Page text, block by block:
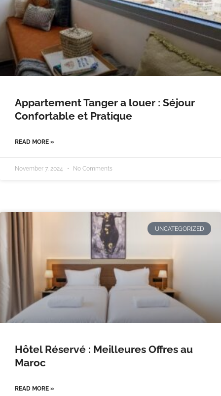
Appartement Tanger a louer : Séjour
Confortable et Pratique
READ MORE »
November 7, 2024 No Comments
UNCATEGORIZED
Hôtel Réservé : Meilleures Offres au
Maroc
READ MORE »